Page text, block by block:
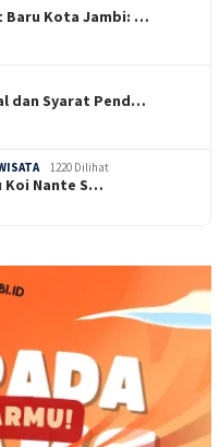
Baru Kota Jambi: …
dan Syarat Pend…
1220 Dilihat
Koi Nante S…